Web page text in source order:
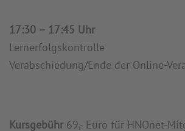
17:30 – 17:45 Uhr
Lernerfolgskontrolle
Verabschiedung/Ende der Online-
Kursgebühr 69,- Euro für HNOnet-